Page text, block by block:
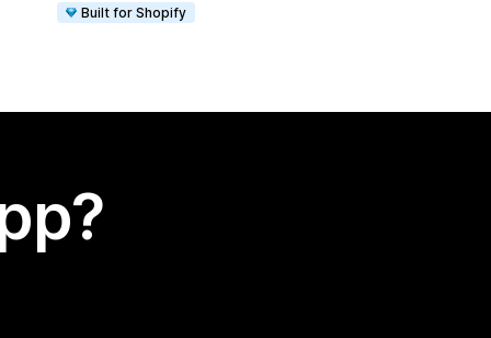
Built for Shopify